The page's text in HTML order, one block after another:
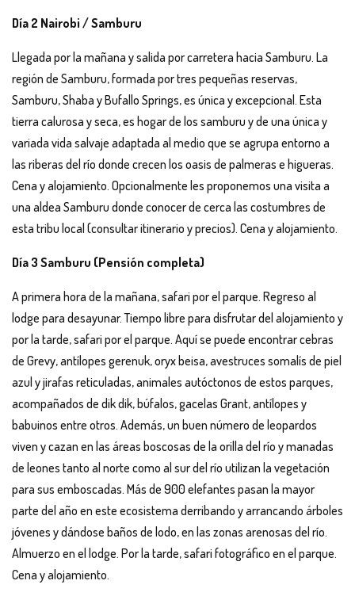
Día 2 Nairobi / Samburu
Llegada por la mañana y salida por carretera hacia Samburu. La
región de Samburu, formada por tres pequeñas reservas,
Samburu, Shaba y Bufallo Springs, es única y excepcional. Esta
tierra calurosa y seca, es hogar de los samburu y de una única y
variada vida salvaje adaptada al medio que se agrupa entorno a
las riberas del río donde crecen los oasis de palmeras e higueras.
Cena y alojamiento. Opcionalmente les proponemos una visita a
una aldea Samburu donde conocer de cerca las costumbres de
esta tribu local (consultar itinerario y precios). Cena y alojamiento.
Día 3 Samburu (Pensión completa)
A primera hora de la mañana, safari por el parque. Regreso al
lodge para desayunar. Tiempo libre para disfrutar del alojamiento y
por la tarde, safari por el parque. Aquí se puede encontrar cebras
de Grevy, antílopes gerenuk, oryx beisa, avestruces somalís de piel
azul y jirafas reticuladas, animales autóctonos de estos parques,
acompañados de dik dik, búfalos, gacelas Grant, antílopes y
babuinos entre otros. Además, un buen número de leopardos
viven y cazan en las áreas boscosas de la orilla del río y manadas
de leones tanto al norte como al sur del río utilizan la vegetación
para sus emboscadas. Más de 900 elefantes pasan la mayor
parte del año en este ecosistema derribando y arrancando árboles
jóvenes y dándose baños de lodo, en las zonas arenosas del río.
Almuerzo en el lodge. Por la tarde, safari fotográfico en el parque.
Cena y alojamiento.